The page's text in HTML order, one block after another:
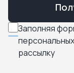
Заполняя
рассылку